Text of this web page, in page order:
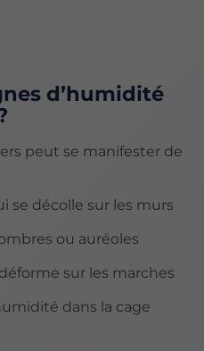
d’humidité
peut se manifester de
se décolle sur les murs
ou auréoles
sur les marches
dans la cage